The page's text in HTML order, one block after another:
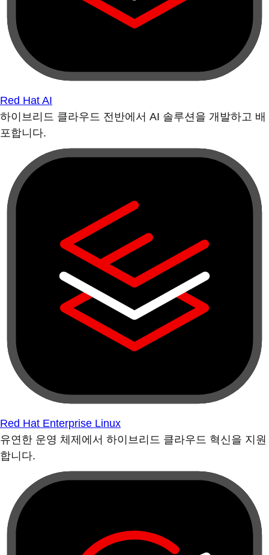
Red Hat AI
하이브리드 클라우드 전반에서 AI 솔루션을 개발하고 배
포합니다.
Red Hat Enterprise Linux
유연한 운영 체제에서 하이브리드 클라우드 혁신을 지원
합니다.